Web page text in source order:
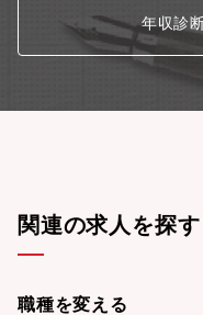
年収診
関連の求人を探す
職種を変える